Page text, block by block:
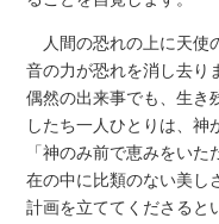
人間の恐れの上に天使
音の力が恐れを消し去り
偶然の出来事でも、生き
したち一人ひとりは、神
「神のみ前で恵みをい
在の中に比類のない美し
計画を立ててくださると